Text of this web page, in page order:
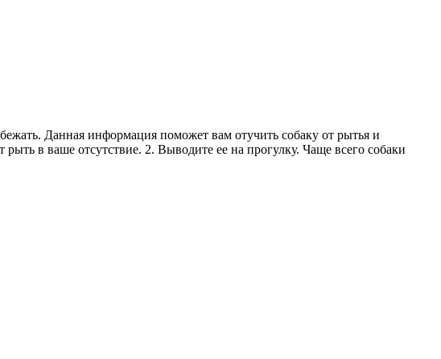
Данная информация поможет вам отучить собаку от рытья и
в ваше отсутствие. 2. Выводите ее на прогулку. Чаще всего собаки